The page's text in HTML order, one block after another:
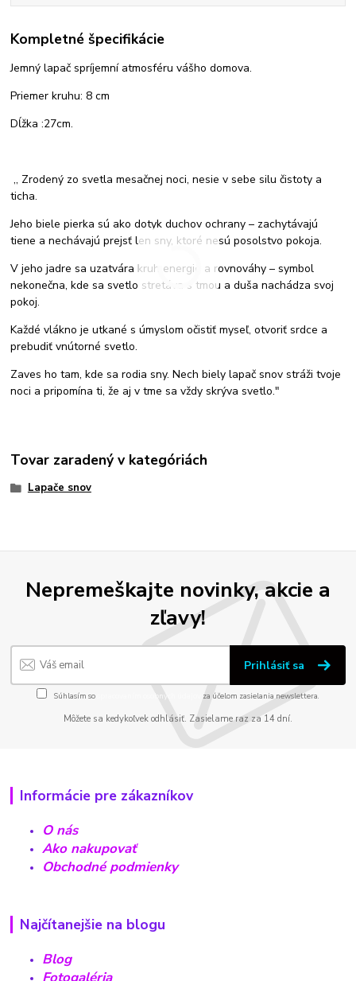
Kompletné špecifikácie
Jemný lapač spríjemní atmosféru vášho domova.
Priemer kruhu: 8 cm
Dĺžka :27cm.
,, Zrodený zo svetla mesačnej noci, nesie v sebe silu čistoty a
ticha.
Jeho biele pierka sú ako dotyk duchov ochrany – zachytávajú
tiene a nechávajú prejsť len sny, ktoré nesú posolstvo pokoja.
V jeho jadre sa uzatvára kruh energie a rovnováhy – symbol
nekonečna, kde sa svetlo stretáva s tmou a duša nachádza svoj
pokoj.
Každé vlákno je utkané s úmyslom očistiť myseľ, otvoriť srdce a
prebudiť vnútorné svetlo.
Zaves ho tam, kde sa rodia sny. Nech biely lapač snov stráži tvoje
noci a pripomína ti, že aj v tme sa vždy skrýva svetlo."
Tovar zaradený v kategóriách
Lapače snov
Nepremeškajte novinky, akcie a
zľavy!
Prihlásiť sa
Súhlasím so spracovaním osobných údajov za účelom zasielania newslettera.
Môžete sa kedykoľvek odhlásiť. Zasielame raz za 14 dní.
Informácie pre zákazníkov
O nás
Ako nakupovať
Obchodné podmienky
Najčítanejšie na blogu
Blog